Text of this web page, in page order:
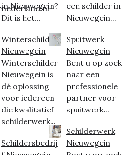
in Nieuwegein?
Dit is het...
Winterschilder
Nieuwegein
Winterschilder
Nieuwegein is
dé oplossing
voor iedereen
die kwalitatief
schilderwerk...
Schildersbedrij
een schilder in
Nieuwegein...
Spuitwerk
Nieuwegein
Bent u op zoek
naar een
professionele
partner voor
spuitwerk...
Schilderwerk
Nieuwegein